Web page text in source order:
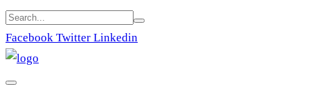
Facebook Twitter Linkedin